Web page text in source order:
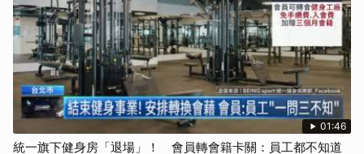
01:46
統一旗下健身房「退場」！ 會員轉會籍卡關：員工都不知道